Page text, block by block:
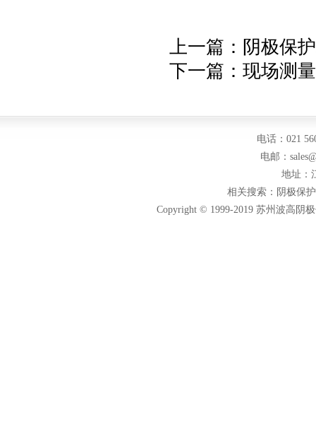
上一篇：阴极保
下一篇：现场测
电话：021
电邮：
地址：
相关搜索： 阴极保护
Copyright © 1999-2019 苏州波高阴